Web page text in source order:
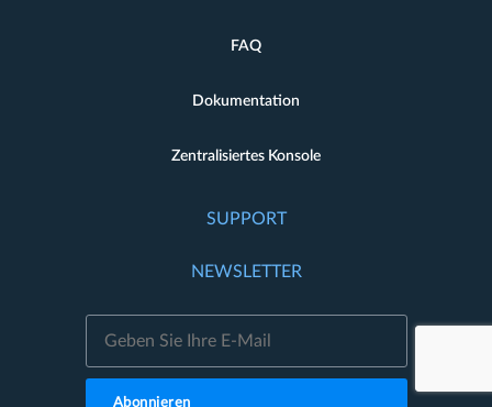
FAQ
Dokumentation
Zentralisiertes Konsole
SUPPORT
NEWSLETTER
Abonnieren